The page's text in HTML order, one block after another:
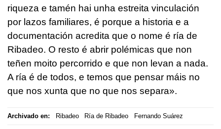
riqueza e tamén hai unha estreita vinculación
por lazos familiares, é porque a historia e a
documentación acredita que o nome é ría de
Ribadeo. O resto é abrir polémicas que non
teñen moito percorrido e que non levan a nada.
A ría é de todos, e temos que pensar máis no
que nos xunta que no que nos separa».
Archivado en: Ribadeo Ría de Ribadeo Fernando Suárez